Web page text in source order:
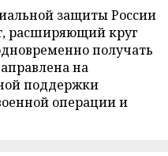
защиты России
расширяющий круг
получать
на
поддержки
операции и